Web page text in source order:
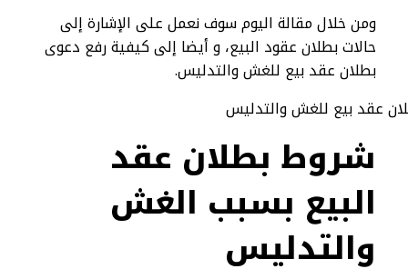
ومن خلال مقالة اليوم سوف نعمل على الإشارة إلى
حالات بطلان عقود البيع، و أيضا إلى كيفية رفع دعوى
بطلان عقد بيع للغش والتدليس.
شروط بطلان عقد
البيع بسبب الغش
والتدليس